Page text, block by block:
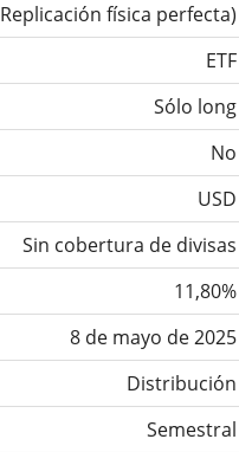
Replicación física perfecta)
ETF
Sólo long
No
USD
Sin cobertura de divisas
11,80%
8 de mayo de 2025
Distribución
Semestral